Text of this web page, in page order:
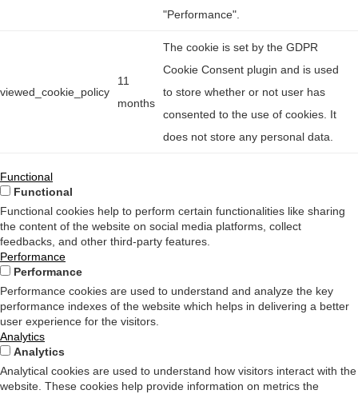
"Performance".
viewed_cookie_policy
11
months
The cookie is set by the GDPR
Cookie Consent plugin and is used
to store whether or not user has
consented to the use of cookies. It
does not store any personal data.
Functional
Functional
Functional cookies help to perform certain functionalities like sharing
the content of the website on social media platforms, collect
feedbacks, and other third-party features.
Performance
Performance
Performance cookies are used to understand and analyze the key
performance indexes of the website which helps in delivering a better
user experience for the visitors.
Analytics
Analytics
Analytical cookies are used to understand how visitors interact with the
website. These cookies help provide information on metrics the